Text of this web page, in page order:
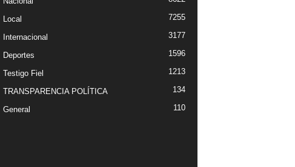
Local 7255
Internacional 3177
Deportes 1596
Testigo Fiel 1213
TRANSPARENCIA POLÍTICA 134
General 110